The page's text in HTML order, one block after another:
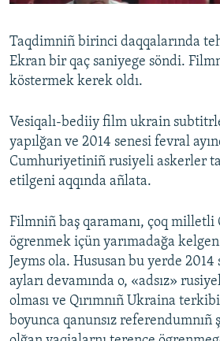
Taqdimniñ birinci daqqalarında
Ekran bir qaç saniyege söndi.
köstermek kerek oldı.
Vesiqalı-bediiy film ukrain
yapılğan ve 2014 senesi fevral
Cumhuriyetiniñ rusiyeli askerler
etilgeni aqqında añlata.
Filmniñ baş qaramanı, çoq milletli
ögrenmek içün yarımadağa
Jeyms ola. Hususan bu yerde
ayları devamında o, «adsız»
olması ve Qırımnıñ Ukraina
boyunca qanunsız referendumnıñ